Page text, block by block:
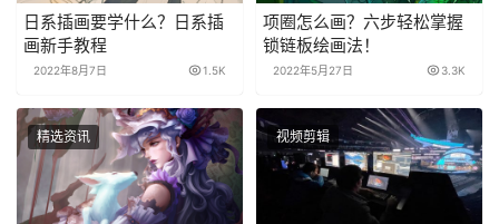
日系插画要学什么？日系插
画新手教程
2022年8月7日 1.5K
项圈怎么画？六步轻松掌握
锁链板绘画法！
2022年5月27日 3.3K
精选资讯 视频剪辑